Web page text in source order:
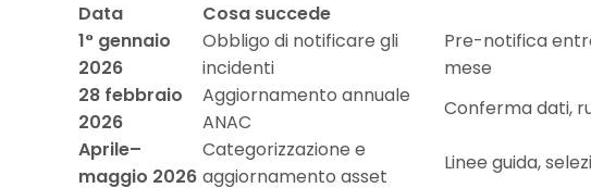
Data
Cosa succede
1° gennaio
2026
Obbligo di notificare gli
incidenti
Pre-notifica
mese
28 febbraio
2026
Aggiornamento annuale
ANAC
Conferma dati,
Aprile–
maggio 2026
Categorizzazione e
aggiornamento asset
Linee guida,